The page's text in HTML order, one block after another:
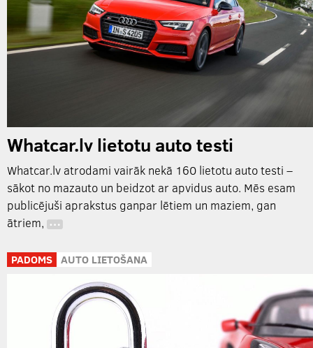
Whatcar.lv lietotu auto testi
Whatcar.lv atrodami vairāk nekā 160 lietotu auto testi –
sākot no mazauto un beidzot ar apvidus auto. Mēs esam
publicējuši aprakstus ganpar lētiem un maziem, gan
ātriem, …
PADOMS AUTO LIETOŠANA